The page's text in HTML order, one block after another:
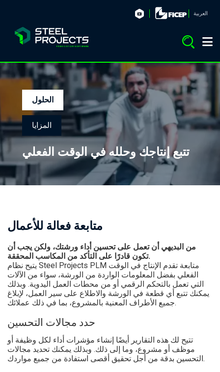
العربية
الحلول
المزايا
تتبع إنتاجك وحلله في الوقت الفعلي
متابعة فعالة للأعمال
من البديهي أن تعمل على تحسين أداء ورشتك، ولكن يجب أن
تكون قادرًا على التأكد من المكاسب المحققة.
يتيح نظام Steel Projects PLM متابعة تقدم الإنتاج في الوقت
الفعلي بفضل المعلومات الواردة من الورشة، سواء من الآلات
التي تعمل بالتحكم الرقمي أو من محطات العمل اليدوية. وبذلك
يمكنك تتبع أي قطعة في الورشة والاطلاع على سير العمل، لإبلاغ
جميع الأطراف المعنية بالمشروع، بما في ذلك عملائك.
حدد مجالات التحسين
تتيح لك هذه التقارير أيضًا إنشاء مؤشرات أداء لكل وظيفة أو
موظف أو مشروع، وما إلى ذلك. وبذلك يمكنك تحديد مجالات
التحسين بدقة من أجل تحقيق أقصى استفادة من جميع مواردك.